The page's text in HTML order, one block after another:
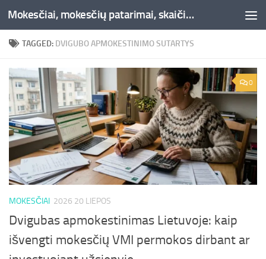
Skip to content Mokesčiai, mokesčių patarimai, skaičiuoklės, straipsniai -Liepaja.lt
TAGGED: DVIGUBO APMOKESTINIMO SUTARTYS
0
MOKESČIAI 2026 20 LIEPOS
Dvigubas apmokestinimas Lietuvoje: kaip
išvengti mokesčių VMI permokos dirbant ar